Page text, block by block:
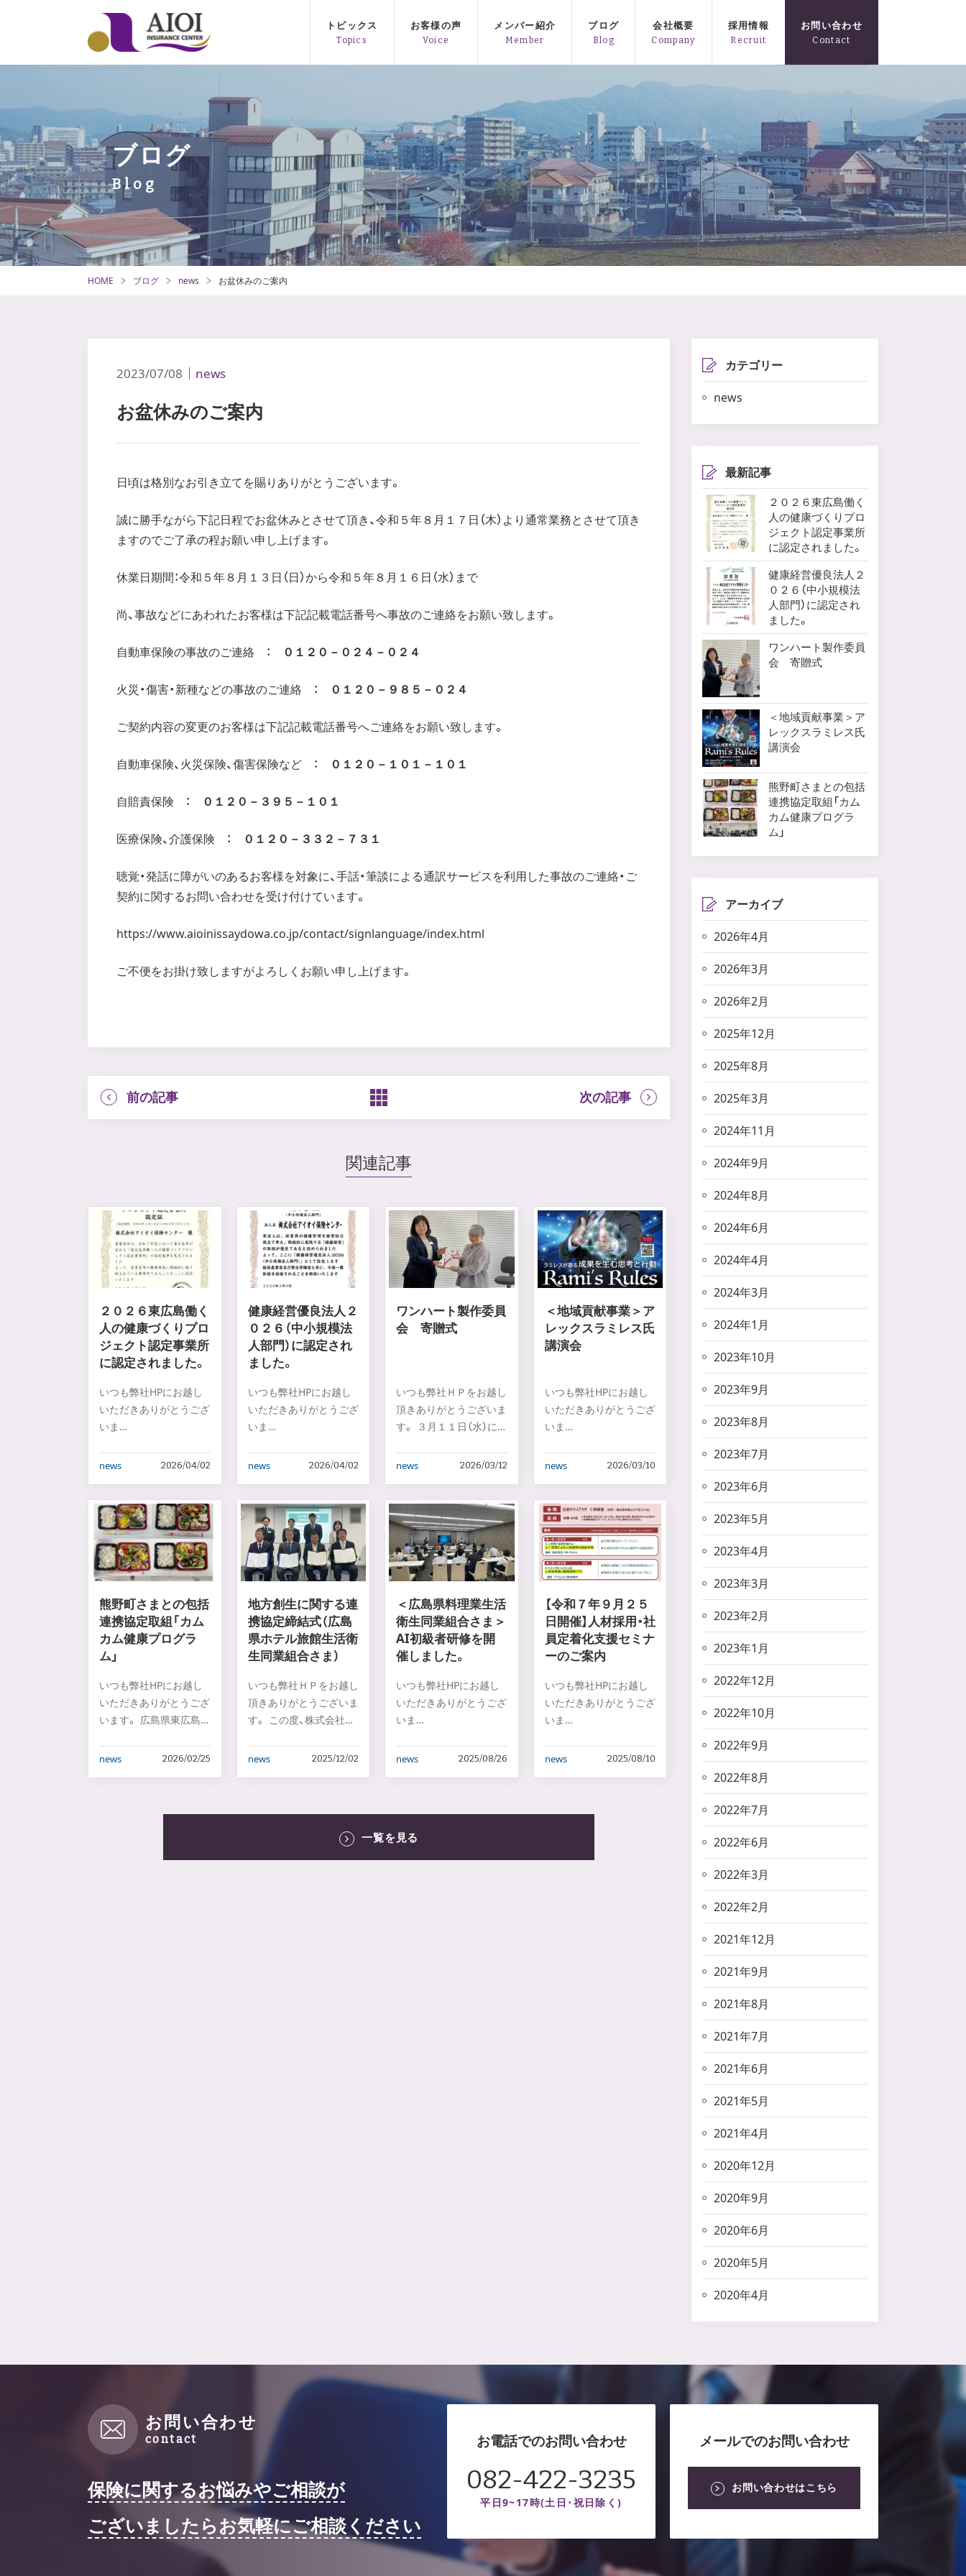
トピックス お客様の声 メンバー紹介 ブログ 会社概要 採用情報 お問い合わせ
ブログ
HOME ブログ news お盆休みのご案内
2023/07/08 news
お盆休みのご案内
日頃は格別なお引き立てを賜りありがとうございます。
誠に勝手ながら下記日程でお盆休みとさせて頂き、令和５年８月１７日（木）より通常業務とさせて頂き
ますのでご了承の程お願い申し上げます。
休業日期間：令和５年８月１３日（日）から令和５年８月１６日（水）まで
尚、事故などにあわれたお客様は下記記載電話番号へ事故のご連絡をお願い致します。
自動車保険の事故のご連絡 ： ０１２０－０２４－０２４
火災・傷害・新種などの事故のご連絡 ： ０１２０－９８５－０２４
ご契約内容の変更のお客様は下記記載電話番号へご連絡をお願い致します。
自動車保険、火災保険、傷害保険など ： ０１２０－１０１－１０１
自賠責保険 ： ０１２０－３９５－１０１
医療保険、介護保険 ： ０１２０－３３２－７３１
聴覚・発話に障がいのあるお客様を対象に、手話・筆談による通訳サービスを利用した事故のご連絡・ご
契約に関するお問い合わせを受け付けています。
https://www.aioinissaydowa.co.jp/contact/signlanguage/index.html
ご不便をお掛け致しますがよろしくお願い申し上げます。
前の記事 次の記事
関連記事
２０２６東広島働く
人の健康づくりプロ
ジェクト認定事業所
に認定されました。
いつも弊社HPにお越し
いただきありがとうござ
いま
news 2026/04/02
健康経営優良法人２
０２６（中小規模法
人部門）に認定され
ました。
いつも弊社HPにお越し
いただきありがとうござ
いま
news 2026/04/02
ワンハート製作委員
会 寄贈式
いつも弊社ＨＰをお越し
頂きありがとうございま
す。 ３月１１日（水）に
news 2026/03/12
＜地域貢献事業＞ア
レックスラミレス氏
講演会
いつも弊社HPにお越し
いただきありがとうござ
いま
news 2026/03/10
熊野町さまとの包括
連携協定取組「カム
カム健康プログラ
ム」
いつも弊社HPにお越し
いただきありがとうござ
います。 広島県東広島
news 2026/02/25
地方創生に関する連
携協定締結式（広島
県ホテル旅館生活衛
生同業組合さま）
いつも弊社ＨＰをお越し
頂きありがとうございま
す。 この度、株式会社ア
news 2025/12/02
＜広島県料理業生活
衛生同業組合さま＞
AI初級者研修を開
催しました。
いつも弊社HPにお越し
いただきありがとうござ
いま
…
news 2025/08/26
【令和７年９月２５
日開催】人材採用・社
員定着化支援セミナ
ーのご案内
いつも弊社HPにお越し
いただきありがとうござ
いま
…
news 2025/08/10
一覧を見る
カテゴリー
news
最新記事
２０２６東広島働く
人の健康づくりプロ
ジェクト認定事業所
に認定されました。
健康経営優良法人２
０２６（中小規模法
人部門）に認定され
ました。
ワンハート製作委員
会 寄贈式
＜地域貢献事業＞ア
レックスラミレス氏
講演会
熊野町さまとの包括
連携協定取組「カム
カム健康プログラ
ム」
アーカイブ
2026年4月
2026年3月
2026年2月
2025年12月
2025年8月
2025年3月
2024年11月
2024年9月
2024年8月
2024年6月
2024年4月
2024年3月
2024年1月
2023年10月
2023年9月
2023年8月
2023年7月
2023年6月
2023年5月
2023年4月
2023年3月
2023年2月
2023年1月
2022年12月
2022年10月
2022年9月
2022年8月
2022年7月
2022年6月
2022年3月
2022年2月
2021年12月
2021年9月
2021年8月
2021年7月
2021年6月
2021年5月
2021年4月
2020年12月
2020年9月
2020年6月
2020年5月
2020年4月
お問い合わせ
保険に関するお悩みやご相談が
ございましたらお気軽にご相談ください
お電話でのお問い合わせ
082-422-3235
平日9~17時(土日･祝日除く)
メールでのお問い合わせ
お問い合わせはこちら